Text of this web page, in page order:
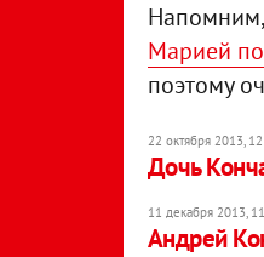
Марией
поэтому
22 октября 2013,
Дочь
11 декабря 2013,
Андрей